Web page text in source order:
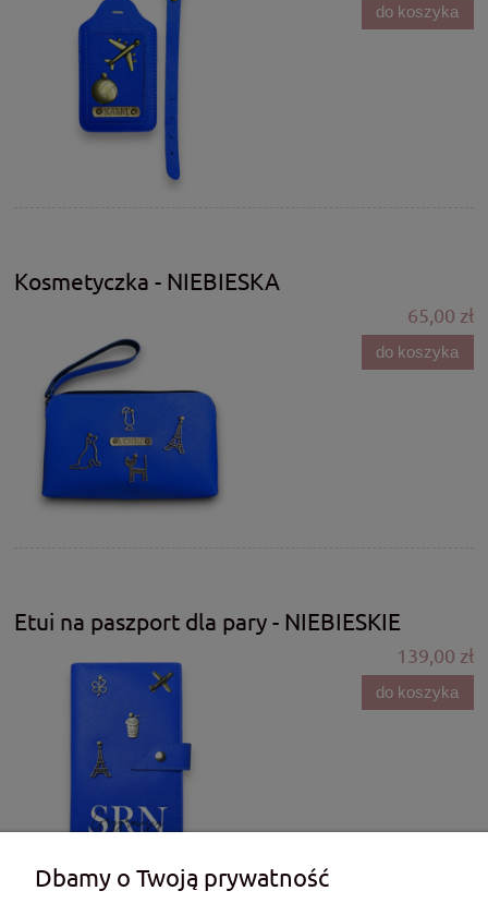
do koszyka
Kosmetyczka - NIEBIESKA
65,00 zł
do koszyka
Etui na paszport dla pary - NIEBIESKIE
139,00 zł
do koszyka
Dbamy o Twoją prywatność